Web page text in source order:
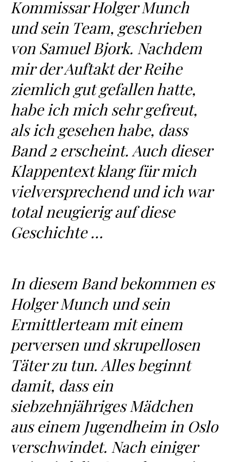
Kommissar Holger Munch
und sein Team, geschrieben
von Samuel Bjork. Nachdem
mir der Auftakt der Reihe
ziemlich gut gefallen hatte,
habe ich mich sehr gefreut,
als ich gesehen habe, dass
Band 2 erscheint. Auch dieser
Klappentext klang für mich
vielversprechend und ich war
total neugierig auf diese
Geschichte …
In diesem Band bekommen es
Holger Munch und sein
Ermittlerteam mit einem
perversen und skrupellosen
Täter zu tun. Alles beginnt
damit, dass ein
siebzehnjähriges Mädchen
aus einem Jugendheim in Oslo
verschwindet. Nach einiger